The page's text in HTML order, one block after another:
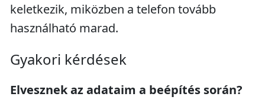
keletkezik, miközben a telefon tovább
használható marad.
Gyakori kérdések
Elvesznek az adataim a beépítés során?